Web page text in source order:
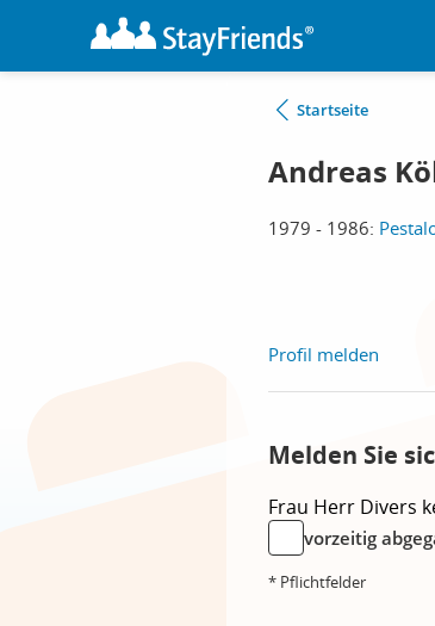
Startseite
Andreas
1979 - 1986:
Profil melden
Melden Sie
Frau Herr Divers
vorzeitig
* Pflichtfelder